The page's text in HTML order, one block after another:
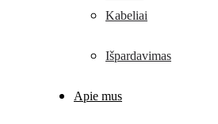
Kabeliai
Išpardavimas
Apie mus